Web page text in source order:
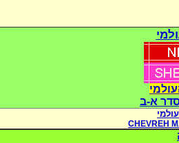
סדר א-ב
CHEVREH